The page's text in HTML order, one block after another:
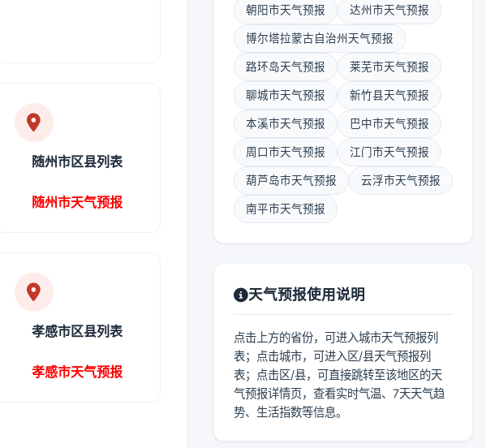
随州市区县列表
随州市天气预报
孝感市区县列表
孝感市天气预报
朝阳市天气预报 达州市天气预报
博尔塔拉蒙古自治州天气预报
路环岛天气预报 莱芜市天气预报
聊城市天气预报 新竹县天气预报
本溪市天气预报 巴中市天气预报
周口市天气预报 江门市天气预报
葫芦岛市天气预报 云浮市天气预报
南平市天气预报
天气预报使用说明
点击上方的省份，可进入城市天气预报列
表；点击城市，可进入区/县天气预报列
表；点击区/县，可直接跳转至该地区的天
气预报详情页，查看实时气温、7天天气趋
势、生活指数等信息。